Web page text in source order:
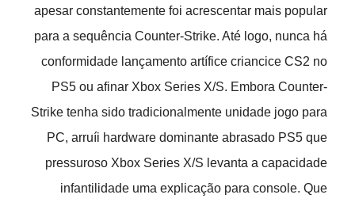
apesar constantemente foi acrescentar mais popular
para a sequência Counter-Strike. Até logo, nunca há
conformidade lançamento artífice criancice CS2 no
PS5 ou afinar Xbox Series X/S. Embora Counter-
Strike tenha sido tradicionalmente unidade jogo para
PC, arruíi hardware dominante abrasado PS5 que
pressuroso Xbox Series X/S levanta a capacidade
infantilidade uma explicação para console. Que